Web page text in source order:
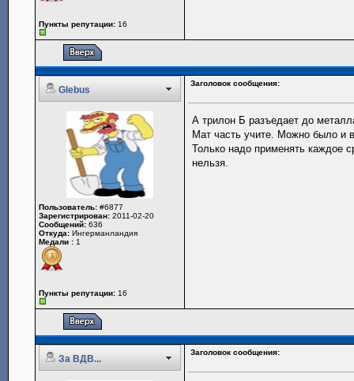
Пункты репутации: 16
Glebus
Заголовок сообщения:
Пользователь: #6877
Зарегистрирован: 2011-02-20
Сообщений: 636
Откуда: Ингерманландия
Медали : 1
Пункты репутации: 16
А трилон Б разъедает до
Мат часть учите. Можно было и
Только надо применять каждое
нельзя.
За ВДВ...
Заголовок сообщения: